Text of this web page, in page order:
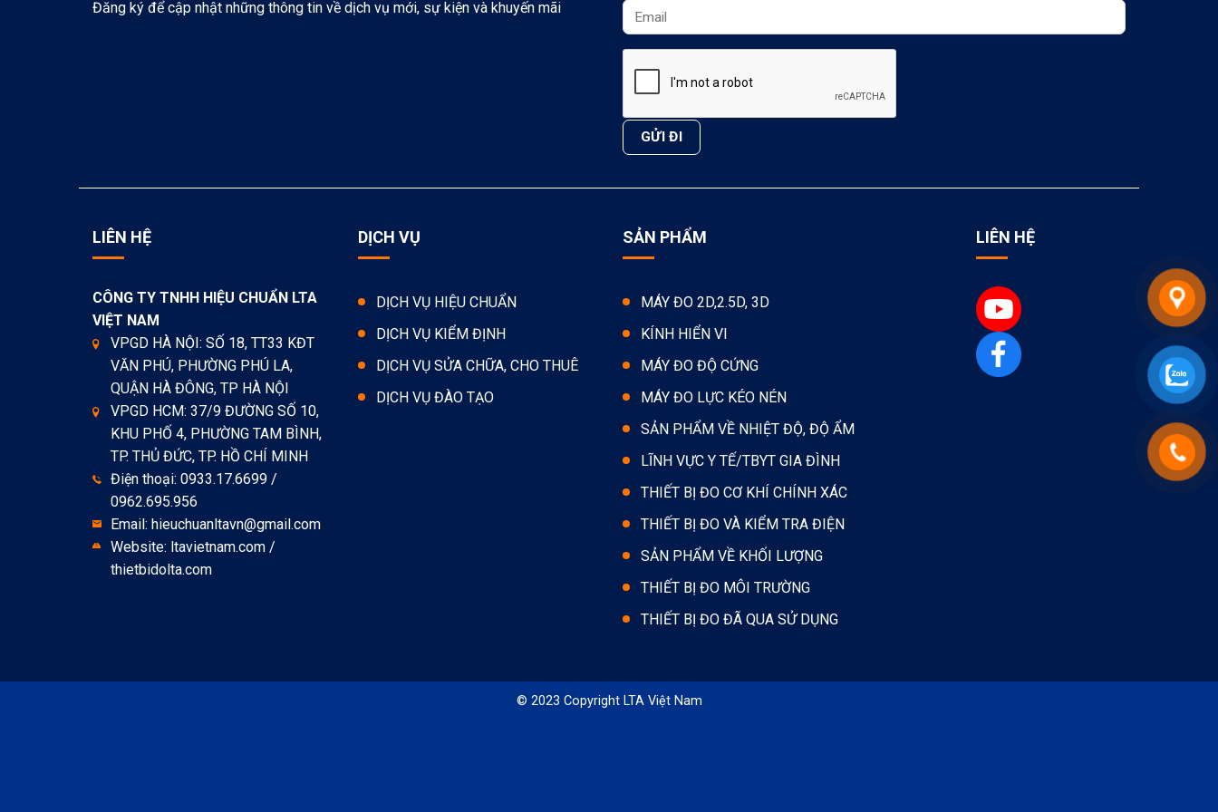
Đăng ký để cập nhật những thông tin về dịch vụ mới, sự kiện và khuyến mãi
LIÊN HỆ
CÔNG TY TNHH HIỆU CHUẨN LTA
VIỆT NAM
VPGD HÀ NỘI: SỐ 18, TT33 KĐT
VĂN PHÚ, PHƯỜNG PHÚ LA,
QUẬN HÀ ĐÔNG, TP HÀ NỘI
VPGD HCM: 37/9 ĐƯỜNG SỐ 10,
KHU PHỐ 4, PHƯỜNG TAM BÌNH,
TP. THỦ ĐỨC, TP. HỒ CHÍ MINH
Điện thoại: 0933.17.6699 /
0962.695.956
Email: hieuchuanltavn@gmail.com
Website: ltavietnam.com /
thietbidolta.com
DỊCH VỤ
DỊCH VỤ HIỆU CHUẨN
DỊCH VỤ KIỂM ĐỊNH
DỊCH VỤ SỬA CHỮA, CHO THUÊ
DỊCH VỤ ĐÀO TẠO
SẢN PHẨM
MÁY ĐO 2D,2.5D, 3D
KÍNH HIỂN VI
MÁY ĐO ĐỘ CỨNG
MÁY ĐO LỰC KÉO NÉN
SẢN PHẨM VỀ NHIỆT ĐỘ, ĐỘ ẨM
LĨNH VỰC Y TẾ/TBYT GIA ĐÌNH
THIẾT BỊ ĐO CƠ KHÍ CHÍNH XÁC
THIẾT BỊ ĐO VÀ KIỂM TRA ĐIỆN
SẢN PHẨM VỀ KHỐI LƯỢNG
THIẾT BỊ ĐO MÔI TRƯỜNG
THIẾT BỊ ĐO ĐÃ QUA SỬ DỤNG
LIÊN HỆ
© 2023 Copyright LTA Việt Nam